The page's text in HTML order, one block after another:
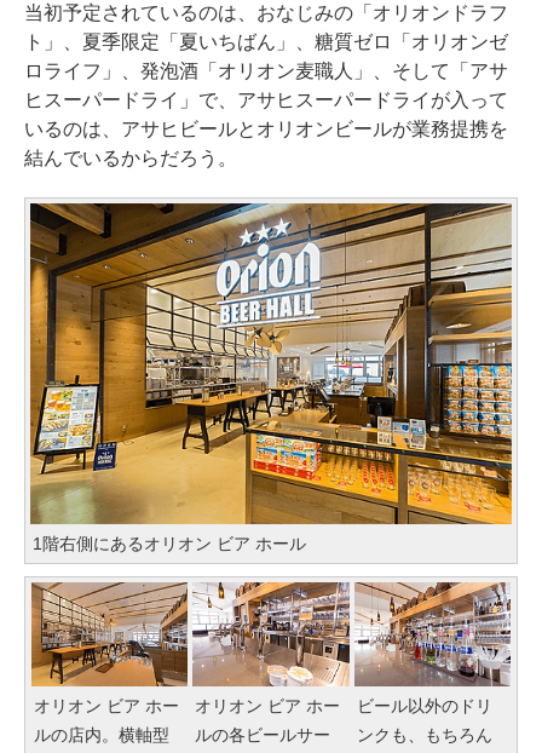
当初予定されているのは、おなじみの「オリオンドラフ
ト」、夏季限定「夏いちばん」、糖質ゼロ「オリオンゼ
ロライフ」、発泡酒「オリオン麦職人」、そして「アサ
ヒスーパードライ」で、アサヒスーパードライが入って
いるのは、アサヒビールとオリオンビールが業務提携を
結んでいるからだろう。
1階右側にあるオリオン ビア ホール
オリオン ビア ホー
ルの店内。横軸型
オリオン ビア ホー
ルの各ビールサー
ビール以外のドリ
ンクも、もちろん